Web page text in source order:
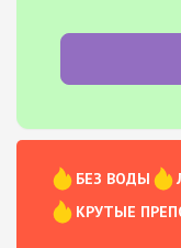
БЕЗ ВОДЫ
КРУТЫЕ